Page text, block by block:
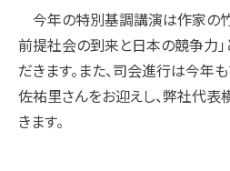
今年の特別基調講演は作家の竹
前提社会の到来と日本の競争力
だきます。また、司会進行は今年
佐祐里さんをお迎えし、弊社代
きます。